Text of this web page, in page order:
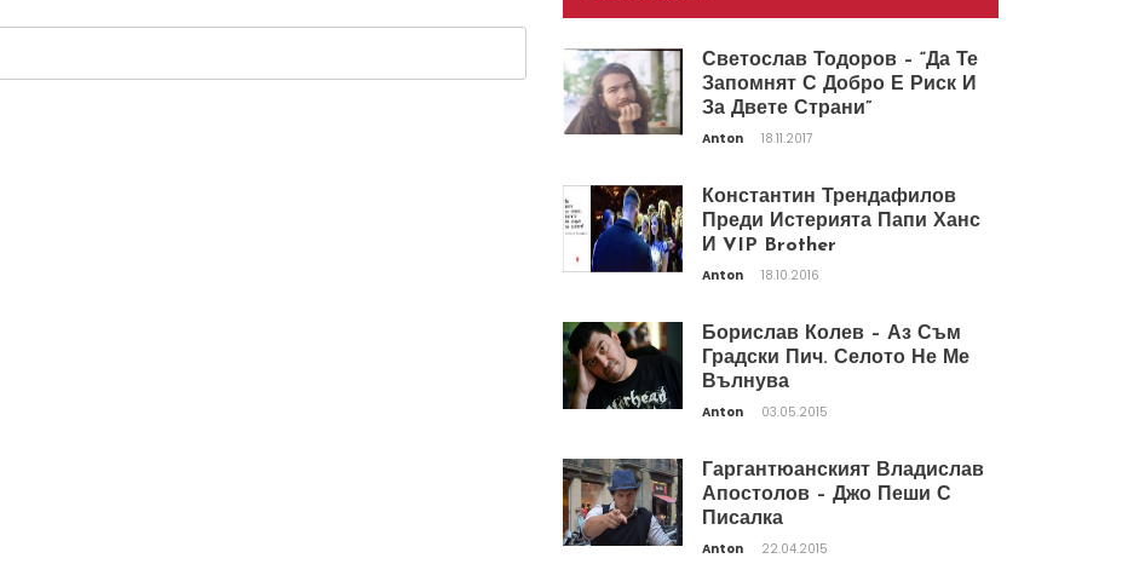
Светослав Тодоров – “Да Те
Запомнят С Добро Е Риск И
За Двете Страни”
Anton 18.11.2017
Константин Трендафилов
Преди Истерията Папи Ханс
И VIP Brother
Anton 18.10.2016
Борислав Колев – Аз Съм
Градски Пич. Селото Не Ме
Вълнува
Anton 03.05.2015
Гаргантюанският Владислав
Апостолов – Джо Пеши С
Писалка
Anton 22.04.2015